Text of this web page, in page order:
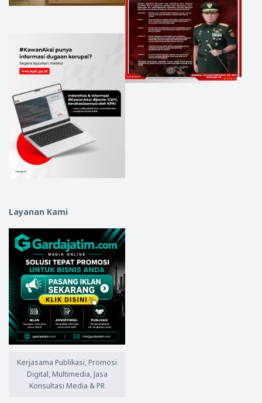
Layanan Kami
Kerjasama Publikasi, Promosi
Digital, Multimedia, Jasa
Konsultasi Media & PR